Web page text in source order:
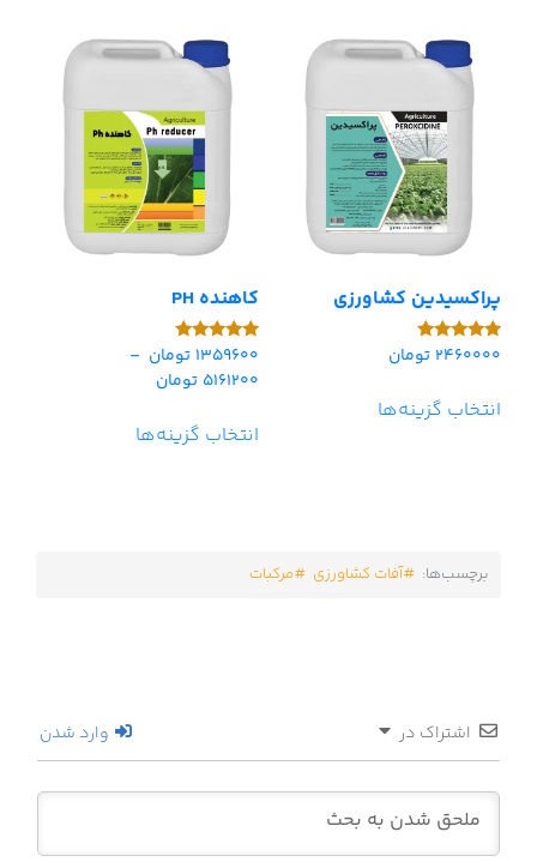
پراکسیدین کشاورزی
امتیاز
2460000 تومان
انتخاب گزینه‌ها
کاهنده PH
امتیاز
از 5
1359600 تومان –
5161200 تومان
انتخاب گزینه‌ها
برچسب‌ها: آفات کشاورزی مرکبات
اشتراک در وارد شدن